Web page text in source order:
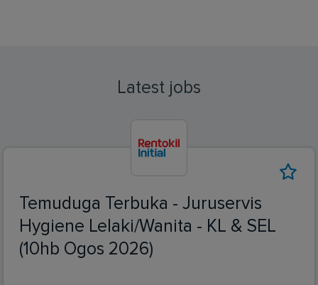
Latest jobs
Temuduga Terbuka - Juruservis
Hygiene Lelaki/Wanita - KL & SEL
(10hb Ogos 2026)